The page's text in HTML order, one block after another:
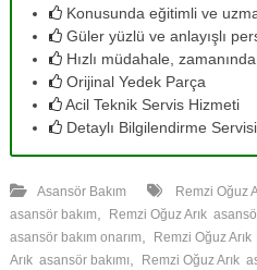
Konusunda eğitimli ve
Güler yüzlü ve anlayışlı
Hızlı müdahale,
Orijinal Yedek Parça
Acil Teknik Servis Hizmeti
Detaylı Bilgilendirme Servisi
Asansör Bakım Remzi Oğuz
asansör bakım
Remzi Oğuz Arık
asansör bakım onarım
Remzi Oğuz
Arık asansör bakımı
Remzi Oğuz Arık